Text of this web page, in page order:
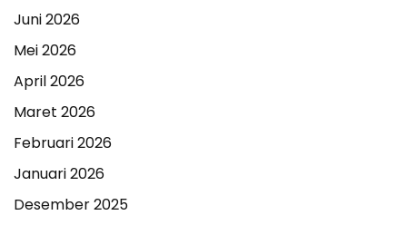
Juni 2026
Mei 2026
April 2026
Maret 2026
Februari 2026
Januari 2026
Desember 2025